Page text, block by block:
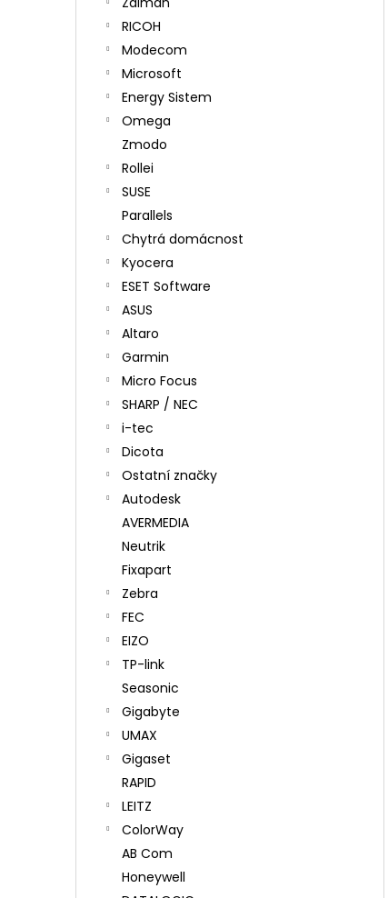
RICOH
Modecom
Microsoft
Energy Sistem
Omega
Zmodo
Rollei
SUSE
Parallels
Chytrá domácnost
Kyocera
ESET Software
ASUS
Altaro
Garmin
Micro Focus
SHARP / NEC
i-tec
Dicota
Ostatní značky
Autodesk
AVERMEDIA
Neutrik
Fixapart
Zebra
FEC
EIZO
TP-link
Seasonic
Gigabyte
UMAX
Gigaset
RAPID
LEITZ
ColorWay
AB Com
Honeywell